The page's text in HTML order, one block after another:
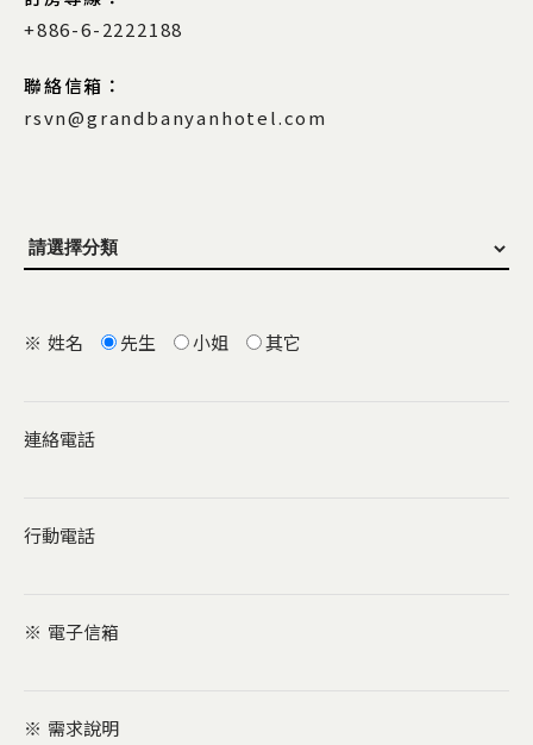
+886-6-2222188
聯絡信箱：
rsvn@grandbanyanhotel.com
※ 姓名 先生 小姐 其它
連絡電話
行動電話
※ 電子信箱
※ 需求說明